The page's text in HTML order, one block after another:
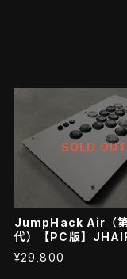
SOLD OUT
JumpHack Air（
代）【PC版】
¥29,800